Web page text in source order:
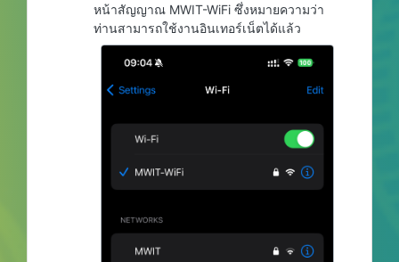
หน้าสัญญาณ MWIT-WiFi ซึ่งหมายความว่า
ท่านสามารถใช้งานอินเทอร์เน็ตได้แล้ว